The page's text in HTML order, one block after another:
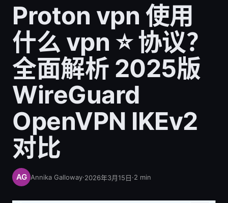
Proton vpn 使用
什么 vpn ⭐ 协议？
全面解析 2025版
WireGuard
OpenVPN IKEv2
对比
Annika Galloway·2026年3月15日·2 min